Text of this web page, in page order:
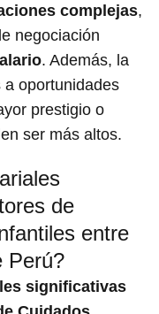
complejas,
negociación
. Además, la
oportunidades
prestigio o
ser más altos.
de
entre
Perú?
significativas